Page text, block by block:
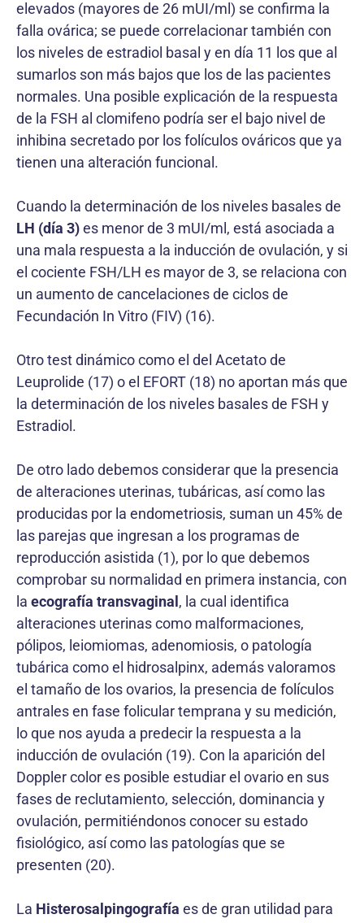
elevados (mayores de 26 mUI/ml) se confirma la
falla ovárica; se puede correlacionar también con
los niveles de estradiol basal y en día 11 los que al
sumarlos son más bajos que los de las pacientes
normales. Una posible explicación de la respuesta
de la FSH al clomifeno podría ser el bajo nivel de
inhibina secretado por los folículos ováricos que ya
tienen una alteración funcional.
Cuando la determinación de los niveles basales de
LH (día 3)es menor de 3 mUI/ml, está asociada a
una mala respuesta a la inducción de ovulación, y si
el cociente FSH/LH es mayor de 3, se relaciona con
un aumento de cancelaciones de ciclos de
Fecundación In Vitro (FIV) (16).
Otro test dinámico como el del Acetato de
Leuprolide (17) o el EFORT (18) no aportan más que
la determinación de los niveles basales de FSH y
Estradiol.
De otro lado debemos considerar que la presencia
de alteraciones uterinas, tubáricas, así como las
producidas por la endometriosis, suman un 45% de
las parejas que ingresan a los programas de
reproducción asistida (1), por lo que debemos
comprobar su normalidad en primera instancia, con
la ecografía transvaginal , la cual identifica
alteraciones uterinas como malformaciones,
pólipos, leiomiomas, adenomiosis, o patología
tubárica como el hidrosalpinx, además valoramos
el tamaño de los ovarios, la presencia de folículos
antrales en fase folicular temprana y su medición,
lo que nos ayuda a predecir la respuesta a la
inducción de ovulación (19). Con la aparición del
Doppler color es posible estudiar el ovario en sus
fases de reclutamiento, selección, dominancia y
ovulación, permitiéndonos conocer su estado
fisiológico, así como las patologías que se
presenten (20).
La Histerosalpingografía es de gran utilidad para